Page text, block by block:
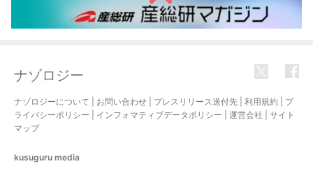
ナゾロジー
ナゾロジーについて お問い合わせ プレスリリース送付先 利用規約
プ
ライバシーポリシー
インフォマティブデータポリシー 運営会社
サイト
マップ
kusuguru media